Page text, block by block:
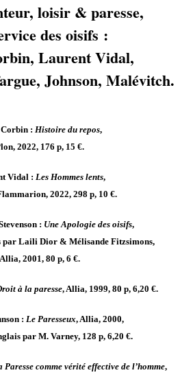
loisir & paresse,
des oisifs :
Laurent Vidal,
Johnson, Malévitch.
: Histoire du repos,
2022, 176 p, 15 €.
Vidal : Les Hommes lents,
2022, 298 p, 10 €.
: Une Apologie des oisifs,
par Laili Dior & Mélisande Fitzsimons,
Allia, 2001, 80 p, 6 €.
à la paresse, Allia, 1999, 80 p, 6,20 €.
: Le Paresseux, Allia, 2000,
par M. Varney, 128 p, 6,20 €.
Paresse comme vérité effective de l’homme,